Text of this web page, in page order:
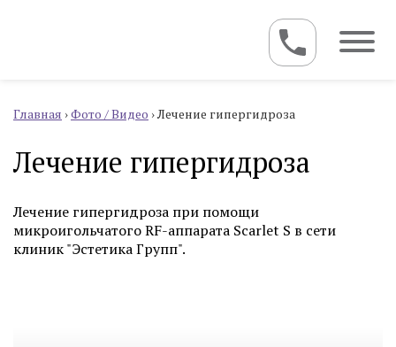
Главная ›Фото / Видео ›Лечение гипергидроза
Лечение гипергидроза
Лечение гипергидроза при помощи
микроигольчатого RF-аппарата Scarlet S в сети
клиник "Эстетика Групп".